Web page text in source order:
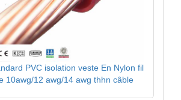
PVC isolation veste En Nylon fil
10awg/12 awg/14 awg thhn câble